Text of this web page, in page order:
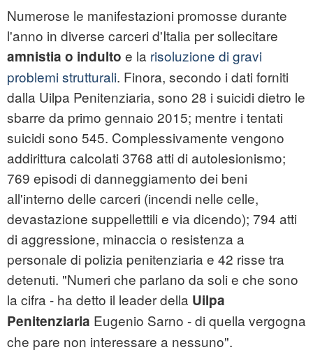
Numerose le manifestazioni promosse durante
l'anno in diverse carceri d'Italia per sollecitare
amnistia o indulto e la risoluzione di gravi
problemi strutturali. Finora, secondo i dati forniti
dalla Uilpa Penitenziaria, sono 28 i suicidi dietro le
sbarre da primo gennaio 2015; mentre i tentati
suicidi sono 545. Complessivamente vengono
addirittura calcolati 3768 atti di autolesionismo;
769 episodi di danneggiamento dei beni
all'interno delle carceri (incendi nelle celle,
devastazione suppellettili e via dicendo); 794 atti
di aggressione, minaccia o resistenza a
personale di polizia penitenziaria e 42 risse tra
detenuti. "Numeri che parlano da soli e che sono
la cifra - ha detto il leader della Uilpa
Penitenziaria Eugenio Sarno - di quella vergogna
che pare non interessare a nessuno".